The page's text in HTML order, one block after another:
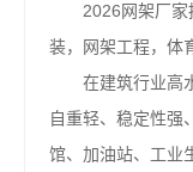
2026网架厂家
装，网架工程，体
在建筑行业高水
自重轻、稳定性强
馆、加油站、工业